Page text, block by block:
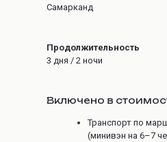
Самарканд
Продолжительность
3 дня / 2 ночи
Включено в
Транспорт по
(минивэн на 6–7